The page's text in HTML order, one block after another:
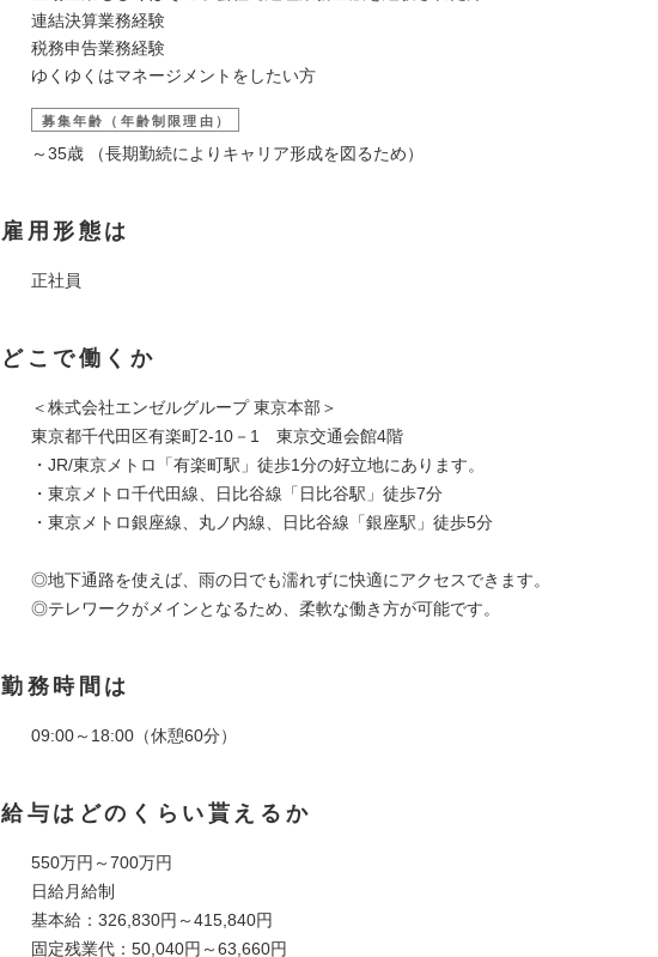
連結決算業務経験
税務申告業務経験
ゆくゆくはマネージメントをしたい方
募集年齢（年齢制限理由）
～35歳 （長期勤続によりキャリア形成を図るため）
雇用形態は
正社員
どこで働くか
＜株式会社エンゼルグループ 東京本部＞
東京都千代田区有楽町2-10－1 東京交通会館4階
・JR/東京メトロ「有楽町駅」徒歩1分の好立地にあります。
・東京メトロ千代田線、日比谷線「日比谷駅」徒歩7分
・東京メトロ銀座線、丸ノ内線、日比谷線「銀座駅」徒歩5分
◎地下通路を使えば、雨の日でも濡れずに快適にアクセスできます。
◎テレワークがメインとなるため、柔軟な働き方が可能です。
勤務時間は
09:00～18:00（休憩60分）
給与はどのくらい貰えるか
550万円～700万円
日給月給制
基本給：326,830円～415,840円
固定残業代：50,040円～63,660円